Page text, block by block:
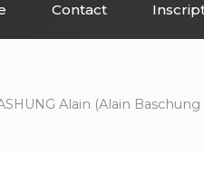
Contact
Alain (Alain Baschung